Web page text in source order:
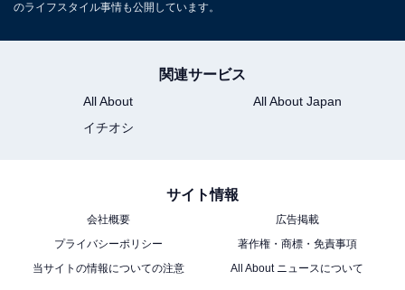
のライフスタイル事情も公開しています。
関連サービス
All About
All About Japan
イチオシ
サイト情報
会社概要
広告掲載
プライバシーポリシー
著作権・商標・免責事項
当サイトの情報についての注意
All About ニュースについて